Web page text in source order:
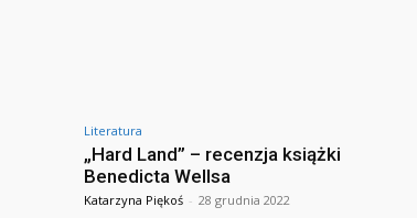
Literatura
„Hard Land” – recenzja książki
Benedicta Wellsa
Katarzyna Piękoś - 28 grudnia 2022